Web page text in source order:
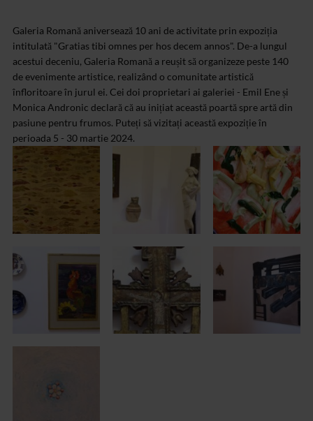
Galeria Romană aniversează 10 ani de activitate prin expoziția
intitulată "Gratias tibi omnes per hos decem annos". De-a lungul
acestui deceniu, Galeria Romană a reușit să organizeze peste 140
de evenimente artistice, realizând o comunitate artistică
înfloritoare în jurul ei. Cei doi proprietari ai galeriei - Emil Ene și
Monica Andronic declară că au inițiat această poartă spre artă din
pasiune pentru frumos. Puteți să vizitați această expoziție în
perioada 5 - 30 martie 2024.